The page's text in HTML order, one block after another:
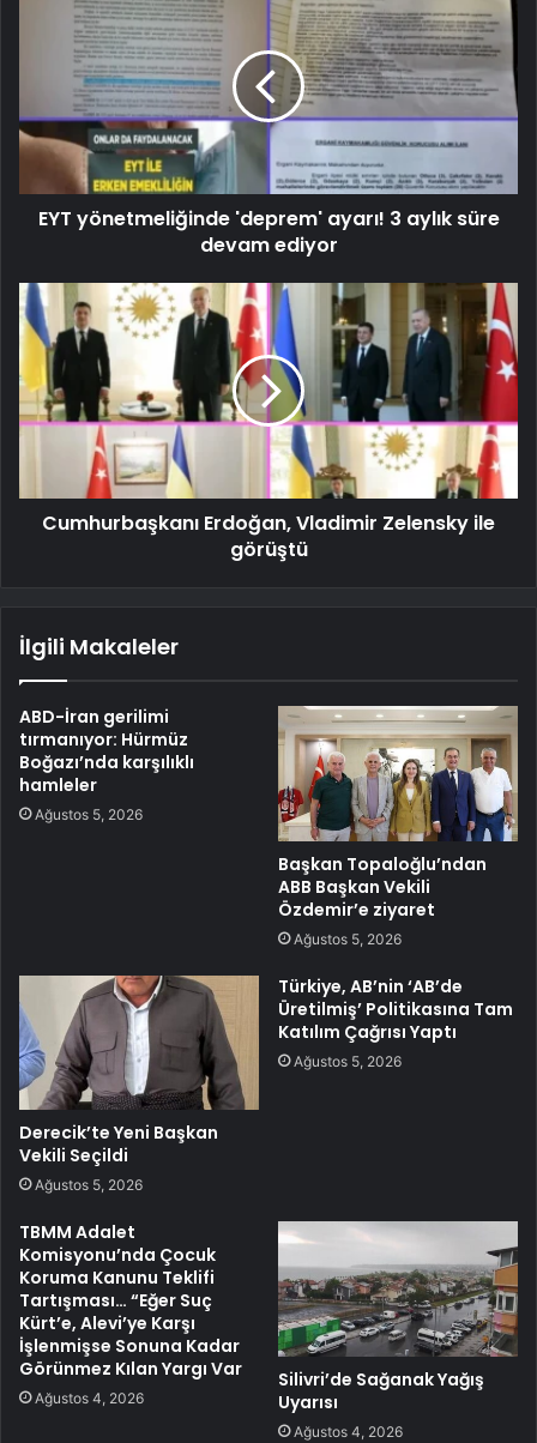
EYT yönetmeliğinde 'deprem' ayarı! 3 aylık süre
devam ediyor
Cumhurbaşkanı Erdoğan, Vladimir Zelensky ile
görüştü
İlgili Makaleler
ABD-İran gerilimi
tırmanıyor: Hürmüz
Boğazı’nda karşılıklı
hamleler
Ağustos 5, 2026
Başkan Topaloğlu’ndan
ABB Başkan Vekili
Özdemir’e ziyaret
Ağustos 5, 2026
Derecik’te Yeni Başkan
Vekili Seçildi
Ağustos 5, 2026
Türkiye, AB’nin ‘AB’de
Üretilmiş’ Politikasına Tam
Katılım Çağrısı Yaptı
Ağustos 5, 2026
TBMM Adalet
Komisyonu’nda Çocuk
Koruma Kanunu Teklifi
Tartışması… “Eğer Suç
Kürt’e, Alevi’ye Karşı
İşlenmişse Sonuna Kadar
Görünmez Kılan Yargı Var
Ağustos 4, 2026
Silivri’de Sağanak Yağış
Uyarısı
Ağustos 4, 2026